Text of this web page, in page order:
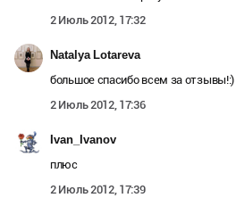
2 Июль 2012, 17:32
Natalya Lotareva
большое спасибо всем за отзывы!:)
2 Июль 2012, 17:36
Ivan_Ivanov
плюс
2 Июль 2012, 17:39